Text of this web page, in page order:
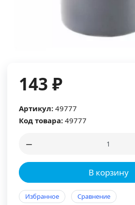
143 ₽
Артикул: 49777
Код товара: 49777
В корзину
Избранное Сравнение